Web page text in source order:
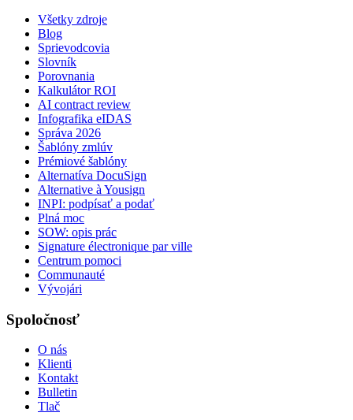
Všetky zdroje
Blog
Sprievodcovia
Slovník
Porovnania
Kalkulátor ROI
AI contract review
Infografika eIDAS
Správa 2026
Šablóny zmlúv
Prémiové šablóny
Alternatíva DocuSign
Alternative à Yousign
INPI: podpísať a podať
Plná moc
SOW: opis prác
Signature électronique par ville
Centrum pomoci
Communauté
Vývojári
Spoločnosť
O nás
Klienti
Kontakt
Bulletin
Tlač